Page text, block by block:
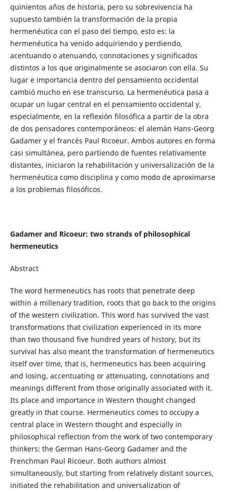
quinientos años de historia, pero su sobrevivencia ha
supuesto también la transformación de la propia
hermenéutica con el paso del tiempo, esto es: la
hermenéutica ha venido adquiriendo y perdiendo,
acentuando o atenuando, connotaciones y significados
distintos a los que originalmente se asociaron con ella. Su
lugar e importancia dentro del pensamiento occidental
cambió mucho en ese transcurso. La hermenéutica pasa a
ocupar un lugar central en el pensamiento occidental y,
especialmente, en la reflexión filosófica a partir de la obra
de dos pensadores contemporáneos: el alemán Hans-Georg
Gadamer y el francés Paul Ricoeur. Ambos autores en forma
casi simultánea, pero partiendo de fuentes relativamente
distantes, iniciaron la rehabilitación y universalización de la
hermenéutica como disciplina y como modo de aproximarse
a los problemas filosóficos.
Gadamer and Ricoeur: two strands of philosophical
hermeneutics
Abstract
The word hermeneutics has roots that penetrate deep
within a millenary tradition, roots that go back to the origins
of the western civilization. This word has survived the vast
transformations that civilization experienced in its more
than two thousand five hundred years of history, but its
survival has also meant the transformation of hermeneutics
itself over time, that is, hermeneutics has been acquiring
and losing, accentuating or attenuating, connotations and
meanings different from those originally associated with it.
Its place and importance in Western thought changed
greatly in that course. Hermeneutics comes to occupy a
central place in Western thought and especially in
philosophical reflection from the work of two contemporary
thinkers: the German Hans-Georg Gadamer and the
Frenchman Paul Ricoeur. Both authors almost
simultaneously, but starting from relatively distant sources,
initiated the rehabilitation and universalization of